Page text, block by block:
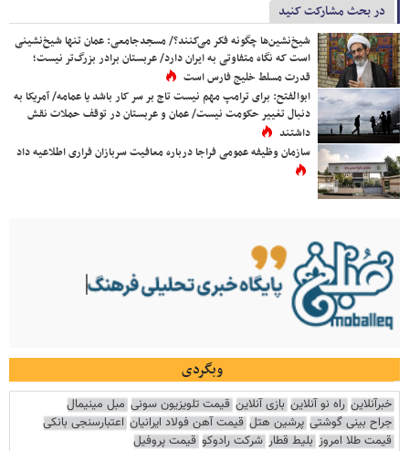
در بحث مشارکت کنید
شیخ‌نشین‌ها چگونه فکر می‌کنند؟/ مسجدجامعی: عمان تنها شیخ‌نشینی
است که نگاه متفاوتی به ایران دارد/ عربستان برادر بزرگ‌تر نیست؛
قدرت مسلط خلیج فارس است
ابوالفتح: برای ترامپ مهم نیست تاج بر سر کار باشد یا عمامه/ آمریکا به
دنبال تغییر حکومت نیست/ عمان و عربستان در توقف حملات نقش
داشتند
سازمان وظیفه عمومی فراجا درباره معافیت سربازان فراری اطلاعیه داد
وبگردی
خبرآنلاین راه نو آنلاین بازی آنلاین قیمت تلویزیون سونی مبل مینیمال
جراح بینی گوشتی پرشین هتل قیمت آهن فولاد ایرانیان اعتبارسنجی بانکی
قیمت طلا امروز بلیط قطار شرکت رادوکو قیمت پروفیل